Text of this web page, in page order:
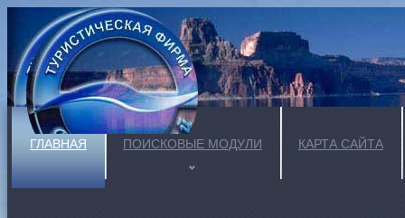
ГЛАВНАЯ ПОИСКОВЫЕ МОДУЛИ КАРТА САЙТА